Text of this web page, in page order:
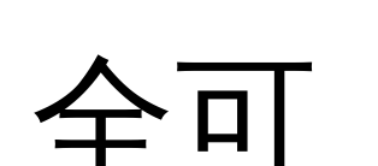
全可